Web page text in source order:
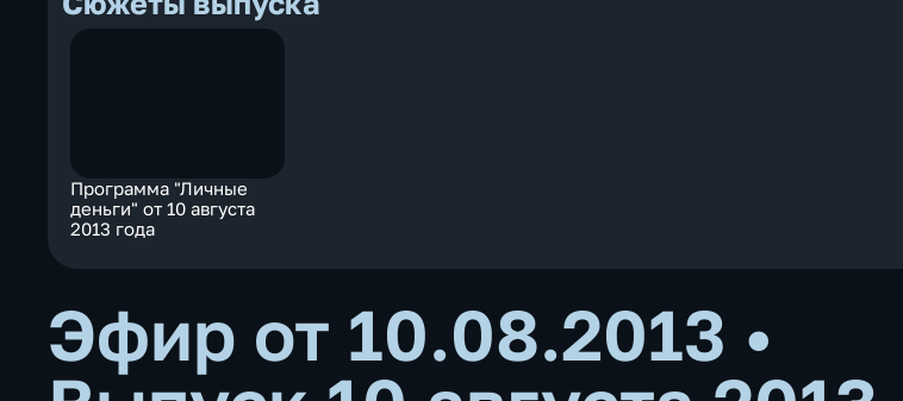
Программа "Личные
деньги" от 10 августа
2013 года
Эфир от 10.08.2013 •